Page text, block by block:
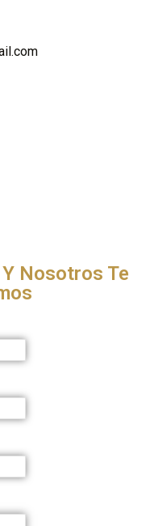
Nosotros Te